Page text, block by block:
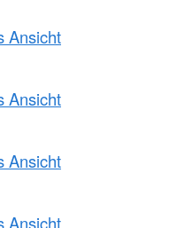
Ansicht
Ansicht
Ansicht
Ansicht